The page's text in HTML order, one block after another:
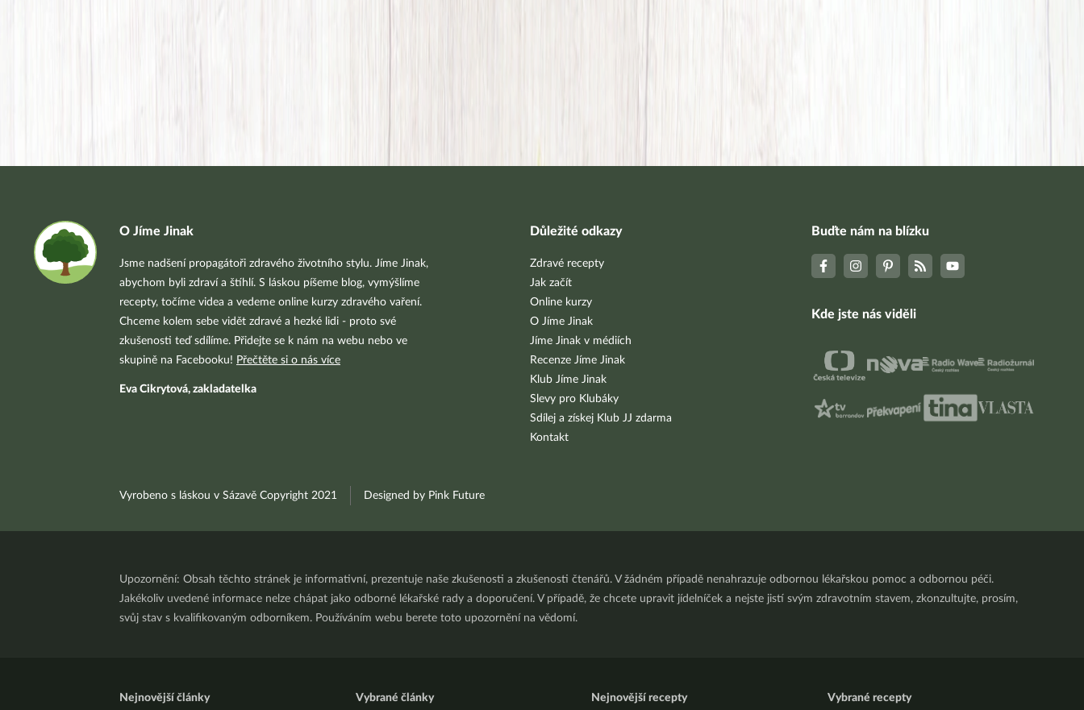
O Jíme Jinak
Jsme nadšení propagátoři zdravého životního stylu. Jíme Jinak,
abychom byli zdraví a štíhlí. S láskou píšeme blog, vymýšlíme
recepty, točíme videa a vedeme online kurzy zdravého vaření.
Chceme kolem sebe vidět zdravé a hezké lidi - proto své
zkušenosti teď sdílíme. Přidejte se k nám na webu nebo ve
skupině na Facebooku! Přečtěte si o nás více
Eva Cikrytová, zakladatelka
Důležité odkazy
Zdravé recepty
Jak začít
Online kurzy
O Jíme Jinak
Jíme Jinak v médiích
Recenze Jíme Jinak
Klub Jíme Jinak
Slevy pro Klubáky
Sdílej a získej Klub JJ zdarma
Kontakt
Buďte nám na blízku
Kde jste nás viděli
Vyrobeno s láskou v Sázavě Copyright 2021 Designed by Pink Future
Upozornění: Obsah těchto stránek je informativní, prezentuje naše zkušenosti a zkušenosti čtenářů. V žádném případě nenahrazuje odbornou lékařskou pomoc a odbornou péči.
Jakékoliv uvedené informace nelze chápat jako odborné lékařské rady a doporučení. V případě, že chcete upravit jídelníček a nejste jistí svým zdravotním stavem, zkonzultujte, prosím,
svůj stav s kvalifikovaným odborníkem. Používáním webu berete toto upozornění na vědomí.
Nejnovější články Vybrané články Nejnovější recepty Vybrané recepty